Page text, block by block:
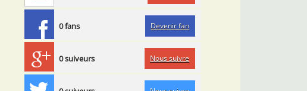
0 fans Devenir fan
0 suiveurs Nous suivre